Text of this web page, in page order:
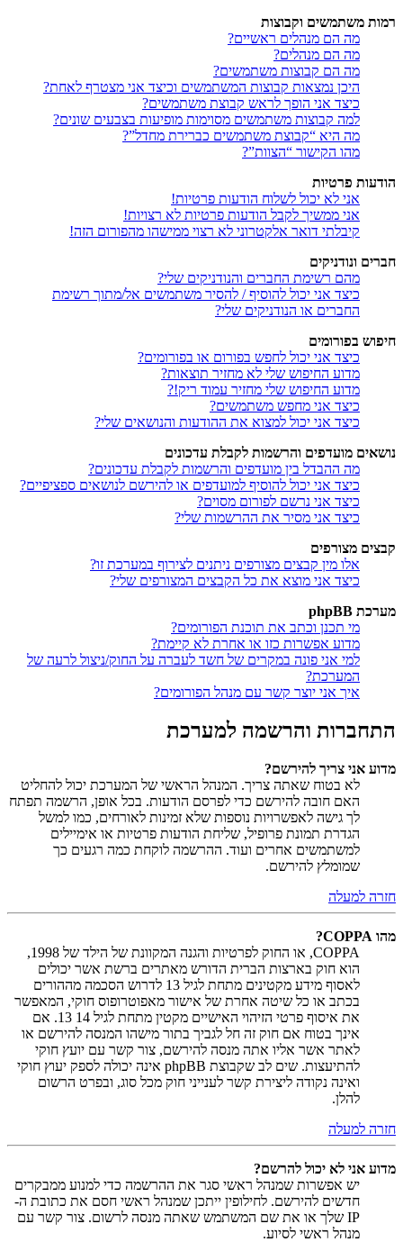
רמות משתמשים וקבוצות
מה הם מנהלים ראשיים?
מה הם מנהלים?
מה הם קבוצות משתמשים?
היכן נמצאות קבוצות המשתמשים וכיצד אני מצטרף לאחת?
כיצד אני הופך לראש קבוצת משתמשים?
למה קבוצות משתמשים מסוימות מופיעות בצבעים שונים?
מה היא “קבוצת משתמשים כברירת מחדל”?
מהו הקישור “הצוות”?
הודעות פרטיות
אני לא יכול לשלוח הודעות פרטיות!
אני ממשיך לקבל הודעות פרטיות לא רצויות!
קיבלתי דואר אלקטרוני לא רצוי ממישהו מהפורום הזה!
חברים ונודניקים
מהם רשימת החברים והנודניקים שלי?
כיצד אני יכול להוסיף / להסיר משתמשים אל/מתוך רשימת
החברים או הנודניקים שלי?
חיפוש בפורומים
כיצד אני יכול לחפש בפורום או בפורומים?
מדוע החיפוש שלי לא מחזיר תוצאות?
מדוע החיפוש שלי מחזיר עמוד ריק!?
כיצד אני מחפש משתמשים?
כיצד אני יכול למצוא את ההודעות והנושאים שלי?
נושאים מועדפים והרשמות לקבלת עדכונים
מה ההבדל בין מועדפים והרשמות לקבלת עדכונים?
כיצד אני יכול להוסיף למועדפים או להירשם לנושאים ספציפיים?
כיצד אני נרשם לפורום מסוים?
כיצד אני מסיר את ההרשמות שלי?
קבצים מצורפים
אלו מין קבצים מצורפים ניתנים לצירוף במערכת זו?
כיצד אני מוצא את כל הקבצים המצורפים שלי?
מערכת phpBB
מי תכנן וכתב את תוכנת הפורומים?
מדוע אפשרות כזו או אחרת לא קיימת?
למי אני פונה במקרים של חשד לעברה על החוק/ניצול לרעה של
המערכת?
איך אני יוצר קשר עם מנהל הפורומים?
התחברות והרשמה למערכת
מדוע אני צריך להירשם?
לא בטוח שאתה צריך. המנהל הראשי של המערכת יכול להחליט
האם חובה להירשם כדי לפרסם הודעות. בכל אופן, הרשמה תפתח
לך גישה לאפשרויות נוספות שלא זמינות לאורחים, כמו למשל
הגדרת תמונת פרופיל, שליחת הודעות פרטיות או אימיילים
למשתמשים אחרים ועוד. ההרשמה לוקחת כמה רגעים כך
שמומלץ להירשם.
חזרה למעלה
מהו COPPA?
COPPA, או החוק לפרטיות והגנה המקוונת של הילד של 1998,
הוא חוק בארצות הברית הדורש מאתרים ברשת אשר יכולים
לאסוף מידע מקטינים מתחת לגיל 13 לדרוש הסכמה מההורים
בכתב או כל שיטה אחרת של אישור מאפוטרופוס חוקי, המאפשר
את איסוף פרטי הזיהוי האישיים מקטין מתחת לגיל 14 13. אם
אינך בטוח אם חוק זה חל לגביך בתור מישהו המנסה להירשם או
לאתר אשר אליו אתה מנסה להירשם, צור קשר עם יועץ חוקי
להתיעצות. שים לב שקבוצת phpBB אינה יכולה לספק יעוץ חוקי
ואינה נקודה ליצירת קשר לענייני חוק מכל סוג, ובפרט הרשום
להלן.
חזרה למעלה
מדוע אני לא יכול להרשם?
יש אפשרות שמנהל ראשי סגר את ההרשמה כדי למנוע ממבקרים
חדשים להירשם. לחילופין ייתכן שמנהל ראשי חסם את כתובת ה-
IP שלך או את שם המשתמש שאתה מנסה לרשום. צור קשר עם
מנהל ראשי לסיוע.